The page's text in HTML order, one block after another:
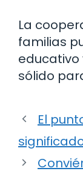
La
familias
educativo
sólido
El